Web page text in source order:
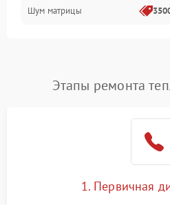
Проблемы питания
Сбои коммуникаций и
Экран (дисплей)
Шум матрицы
Этапы ремонта
1. Первичная